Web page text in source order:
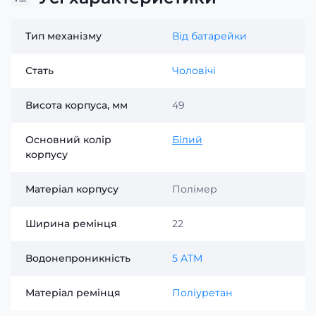
Тип механізму Від батарейки
Стать Чоловічі
Висота корпуса, мм 49
Основний колір
корпусу
Білий
Матеріал корпусу Полімер
Ширина ремінця 22
Водонепроникність 5 ATM
Матеріал ремінця Поліуретан